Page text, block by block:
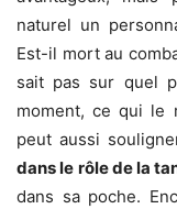
naturel un
Est-il mort au
sait pas sur quel
moment, ce qui le
peut aussi
dans le rôle de la
dans sa poche.